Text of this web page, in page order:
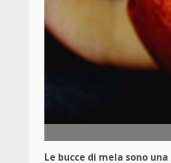
Le bucce di mela sono